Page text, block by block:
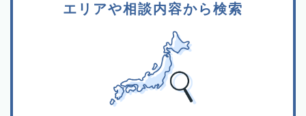
エリアや相談内容から検索